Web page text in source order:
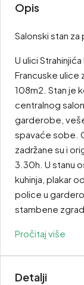
Opis
Salonski stan
U ulici
Francuske ulice
108m2. Stan je
centralnog
garderobe,
spavaće sobe.
zadržane su i
3.30h. U stanu
kuhinja, plakar
police u
stambene
Pročitaj više
Detalji